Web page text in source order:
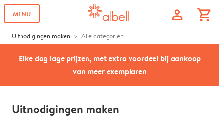
MENU profile shopping_cart
Uitnodigingen maken Alle categoriën
Elke dag lage prijzen, met extra voordeel bij aankoop
van meer exemplaren
Uitnodigingen maken